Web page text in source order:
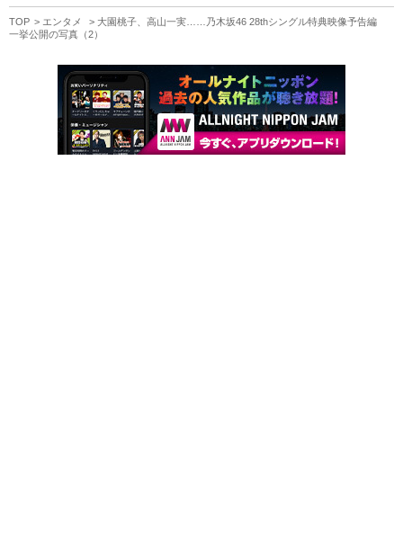
TOP エンタメ
大園桃子、高山一実……乃木坂46 28thシングル特典映像予告編
一挙公開の写真（2）